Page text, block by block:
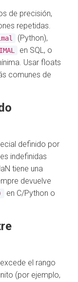
de precisión,
repetidas.
(Python),
en SQL, o
Usar floats
comunes de
definido por
indefinidas
tiene una
devuelve
en C/Python o
el rango
(por ejemplo,